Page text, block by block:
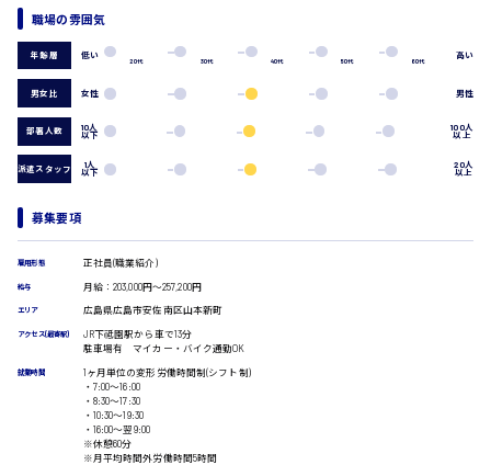
ピッキング・仕分け
フォークリフト
介護・医療系
介護職
看護助手
経理事務
翻訳、通訳
IT・クリエイティブ系
広島市東区
広島市西区
広島市安佐南区
時給1300円～
時給1400円～
職場の雰囲気
年齢層 低い
20代 30代 40代 50代 60代
高い
男女比 女性 男性
部署人数 10人
以下
100人
以上
派遣スタッフ 1人
以下
20人
以上
募集要項
雇用形態 正社員(職業紹介)
給与 月給：203,000円～257,200円
エリア 広島県広島市安佐南区山本新町
アクセス(最寄駅)
JR下祗園駅から車で13分
駐車場有 マイカー・バイク通勤OK
就業時間
1ヶ月単位の変形労働時間制(シフト制)
・7:00〜16:00
・8:30〜17:30
・10:30〜19:30
・16:00〜翌9:00
※休憩60分
※月平均時間外労働時間5時間